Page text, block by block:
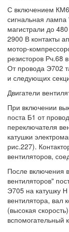
С включением
сигнальная
магистрали до
2900 В контакты
мотор-
резисторов Рч.68
От провода Э702
и следующих
Двигатели
При включении
поста Б1 от
переключателя
катушки
рис.227).
вентиляторов,
После включения
вентиляторов"
Э705 на катушку
вентилятора, вал
(высокая
вспомогательный